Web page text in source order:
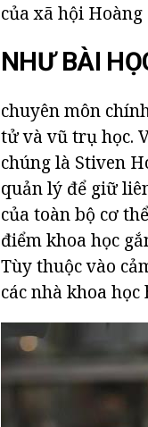
của xã hội Hoàng
NHƯ BÀI
chuyên môn
tử và vũ trụ học.
chúng là Stiven
quản lý để giữ
của toàn bộ cơ
điểm khoa học
Tùy thuộc vào
các nhà khoa